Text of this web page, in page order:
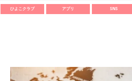
ひよこクラブ アプリ SNS